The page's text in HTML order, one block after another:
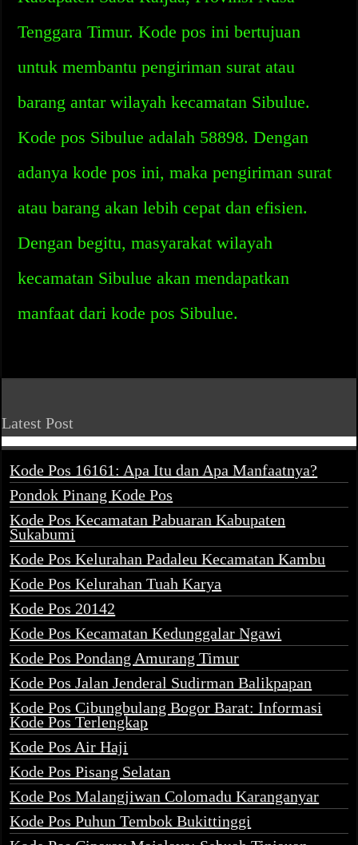
Tenggara Timur. Kode pos ini bertujuan
untuk membantu pengiriman surat atau
barang antar wilayah kecamatan Sibulue.
Kode pos Sibulue adalah 58898. Dengan
adanya kode pos ini, maka pengiriman surat
atau barang akan lebih cepat dan efisien.
Dengan begitu, masyarakat wilayah
kecamatan Sibulue akan mendapatkan
manfaat dari kode pos Sibulue.
Latest Post
Kode Pos 16161: Apa Itu dan Apa Manfaatnya?
Pondok Pinang Kode Pos
Kode Pos Kecamatan Pabuaran Kabupaten
Sukabumi
Kode Pos Kelurahan Padaleu Kecamatan Kambu
Kode Pos Kelurahan Tuah Karya
Kode Pos 20142
Kode Pos Kecamatan Kedunggalar Ngawi
Kode Pos Pondang Amurang Timur
Kode Pos Jalan Jenderal Sudirman Balikpapan
Kode Pos Cibungbulang Bogor Barat: Informasi
Kode Pos Terlengkap
Kode Pos Air Haji
Kode Pos Pisang Selatan
Kode Pos Malangjiwan Colomadu Karanganyar
Kode Pos Puhun Tembok Bukittinggi